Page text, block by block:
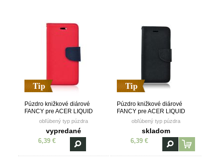
Tip
Púzdro knižkové diárové
FANCY pre ACER LIQUID
Z530/Z530S - červeno modré
obľúbený typ púzdra
vypredané
6,39 €
Tip
Púzdro knižkové diárové
FANCY pre ACER LIQUID
Z530/Z530S - čierne
obľúbený typ púzdra
skladom
6,39 €